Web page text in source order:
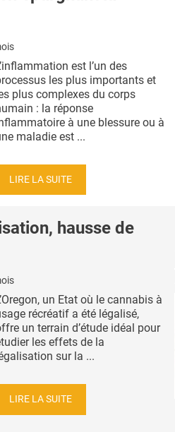
est l’un des
les plus importants et
plus complexes du corps
: la réponse
à une blessure ou à
maladie est ...
LIRE LA SUITE
hausse de
un Etat où le cannabis à
récréatif a été légalisé,
un terrain d’étude idéal pour
les effets de la
sur la ...
LIRE LA SUITE